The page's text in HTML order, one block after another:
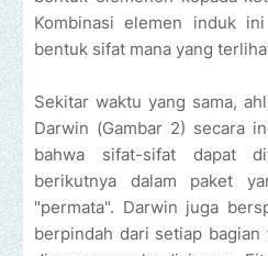
Kombinasi elemen induk
bentuk sifat mana yang
Sekitar waktu yang sama,
Darwin (Gambar 2) secara
bahwa sifat-sifat dapat
berikutnya dalam paket
"permata". Darwin juga
berpindah dari setiap